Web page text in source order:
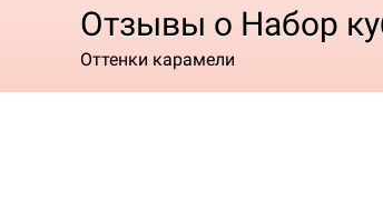
Отзывы о Набор
Оттенки карамели